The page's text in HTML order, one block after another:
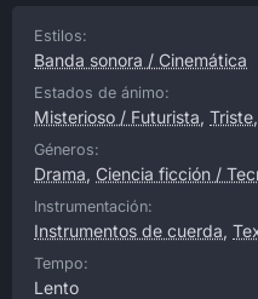
Estilos:
Banda sonora / Cinemática
Estados de ánimo:
Misterioso / Futurista, Triste,
Géneros:
Drama, Ciencia ficción /
Instrumentación:
Instrumentos de cuerda,
Tempo:
Lento